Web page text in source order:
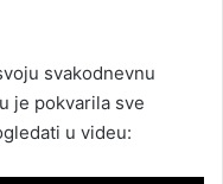
svakodnevnu
je pokvarila sve
u videu: